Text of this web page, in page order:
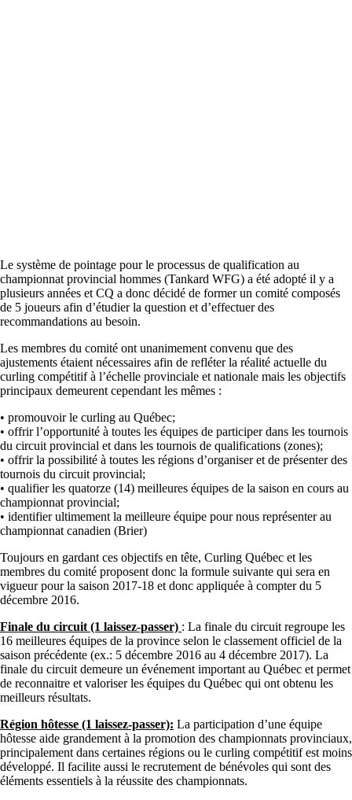
Le système de pointage pour le processus de qualification au
championnat provincial hommes (Tankard WFG) a été adopté il y a
plusieurs années et CQ a donc décidé de former un comité composés
de 5 joueurs afin d’étudier la question et d’effectuer des
recommandations au besoin.
Les membres du comité ont unanimement convenu que des
ajustements étaient nécessaires afin de refléter la réalité actuelle du
curling compétitif à l’échelle provinciale et nationale mais les objectifs
principaux demeurent cependant les mêmes :
• promouvoir le curling au Québec;
• offrir l’opportunité à toutes les équipes de participer dans les tournois
du circuit provincial et dans les tournois de qualifications (zones);
• offrir la possibilité à toutes les régions d’organiser et de présenter des
tournois du circuit provincial;
• qualifier les quatorze (14) meilleures équipes de la saison en cours au
championnat provincial;
• identifier ultimement la meilleure équipe pour nous représenter au
championnat canadien (Brier)
Toujours en gardant ces objectifs en tête, Curling Québec et les
membres du comité proposent donc la formule suivante qui sera en
vigueur pour la saison 2017-18 et donc appliquée à compter du 5
décembre 2016.
Finale du circuit (1 laissez-passer) : La finale du circuit regroupe les
16 meilleures équipes de la province selon le classement officiel de la
saison précédente (ex.: 5 décembre 2016 au 4 décembre 2017). La
finale du circuit demeure un événement important au Québec et permet
de reconnaitre et valoriser les équipes du Québec qui ont obtenu les
meilleurs résultats.
Région hôtesse (1 laissez-passer): La participation d’une équipe
hôtesse aide grandement à la promotion des championnats provinciaux,
principalement dans certaines régions ou le curling compétitif est moins
développé. Il facilite aussi le recrutement de bénévoles qui sont des
éléments essentiels à la réussite des championnats.